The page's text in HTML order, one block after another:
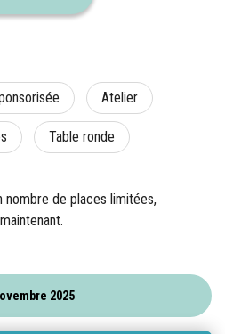
Atelier
Table ronde
nombre de places limitées,
2025